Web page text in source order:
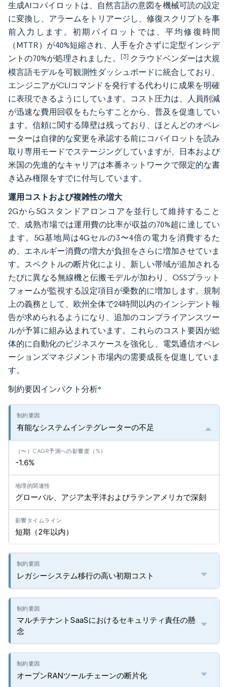
生成AIコパイロットは、自然言語の意図を機械可読の設定
に変換し、アラームをトリアージし、修復スクリプトを事
前入力します。初期パイロットでは、平均修復時間
（MTTR）が40%短縮され、人手を介さずに定型インシデ
ントの70%が処理されました。 [3] クラウドベンダーは大規
模言語モデルを可観測性ダッシュボードに統合しており、
エンジニアがCLIコマンドを発行する代わりに成果を明確
に表現できるようにしています。コスト圧力は、人員削減
が迅速な費用回収をもたらすことから、普及を促進してい
ます。信頼に関する障壁は残っており、ほとんどのオペレ
ーターは自律的な変更を承認する前にコパイロットを読み
取り専用モードでステージングしていますが、日本および
米国の先進的なキャリアは本番ネットワークで限定的な書
き込み権限をすでに付与しています。
運用コストおよび複雑性の増大
2Gから5Gスタンドアロンコアを並行して維持すること
で、成熟市場では運用費の比率が収益の70%超に達してい
ます。5G基地局は4Gセルの3〜4倍の電力を消費するた
め、エネルギー消費の増大が負担をさらに増加させていま
す。スペクトルの断片化により、新しい帯域が追加される
たびに異なる無線機と伝搬モデルが加わり、OSSプラット
フォームが監視する設定項目が乗数的に増加します。規制
上の義務として、欧州全体で24時間以内のインシデント報
告が求められるようになり、追加のコンプライアンスツー
ルが予算に組み込まれています。これらのコスト要因が総
体的に自動化のビジネスケースを強化し、電気通信オペレ
ーションズマネジメント市場内の需要成長を促進していま
す。
制約要因インパクト分析*
有能なシステムインテグレーターの不足
-1.6%
グローバル、アジア太平洋およびラテンアメリカで深刻
短期（2年以内）
レガシーシステム移行の高い初期コスト
マルチテナントSaaSにおけるセキュリティ責任の懸
念
オープンRANツールチェーンの断片化